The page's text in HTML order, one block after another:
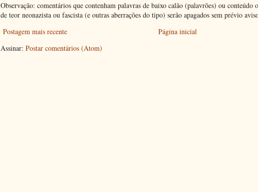
Observação: comentários que contenham palavras de baixo calão (palavrões) ou
de teor neonazista ou fascista (e outras aberrações do tipo) serão apagados sem prévio
Postagem mais recente
Página inicial
Assinar: Postar comentários (Atom)